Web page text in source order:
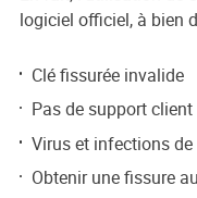
logiciel officiel, à bien
Clé fissurée invalide
Pas de support client
Virus et infections
Obtenir une fissure